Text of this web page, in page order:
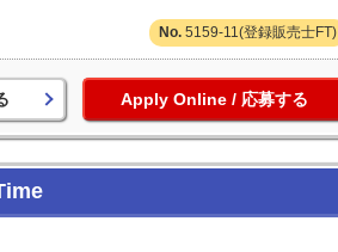
5159-11(登録販売士FT)
応募する